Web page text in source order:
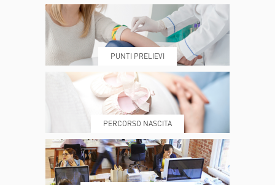
DOVE SIAMO ESAMI E VISITE
PRENOTA MY POLI
REFERTI REPARTI
PUNTI PRELIEVI
PERCORSO NASCITA